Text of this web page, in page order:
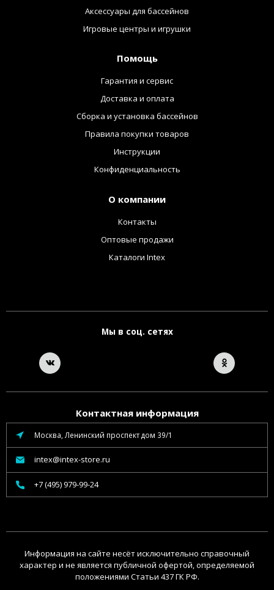
Аксессуары для бассейнов
Игровые центры и игрушки
Помощь
Гарантия и сервис
Доставка и оплата
Сборка и установка бассейнов
Правила покупки товаров
Инструкции
Конфиденциальность
О компании
Контакты
Оптовые продажи
Каталоги Intex
Мы в соц. сетях
Контактная информация
Москва, Ленинский проспект дом 39/1
intex@intex-store.ru
+7 (495) 979-99-24
Информация на сайте несёт исключительно справочный
характер и не является публичной офертой, определяемой
положениями Статьи 437 ГК РФ.